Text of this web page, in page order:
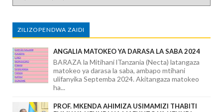
ZILIZOPENDWA ZAIDI
ANGALIA MATOKEO YA DARASA LA SABA 2024
BARAZA la Mitihani lTanzania (Necta) latangaza
matokeo ya darasa la saba, ambapo mtihani
ulifanyika Septemba 2024. Akitangaza matokeo
ha...
PROF. MKENDA AHIMIZA USIMAMIZI THABITI